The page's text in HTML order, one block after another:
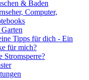
& Baden
Computer,
Tipps für dich - Ein
für mich?
Stromsperre?